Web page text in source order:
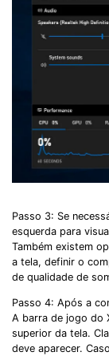
Passo 3: Se
esquerda para
Também existem
a tela, definir o
de qualidade de
Passo 4: Após a
A barra de jogo do
superior da tela.
deve aparecer.